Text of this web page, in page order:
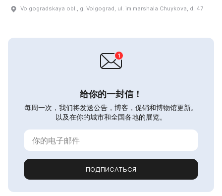
Volgogradskaya obl., g. Volgograd, ul. im marshala Chuykova, d. 47
给你的一封信！
每周一次，我们将发送公告，博客，促销和博物馆更新。
以及在你的城市和全国各地的展览。
ПОДПИСАТЬСЯ